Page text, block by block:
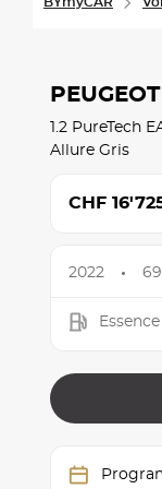
1.2 PureTech
Allure Gris
CHF
2022
Essence